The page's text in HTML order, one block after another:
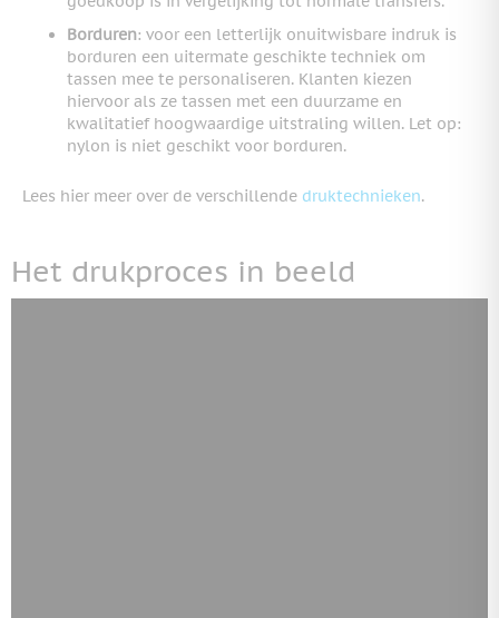
Borduren: voor een letterlijk onuitwisbare indruk is
borduren een uitermate geschikte techniek om
tassen mee te personaliseren. Klanten kiezen
hiervoor als ze tassen met een duurzame en
kwalitatief hoogwaardige uitstraling willen. Let op:
nylon is niet geschikt voor borduren.
Lees hier meer over de verschillende druktechnieken.
Het drukproces in beeld